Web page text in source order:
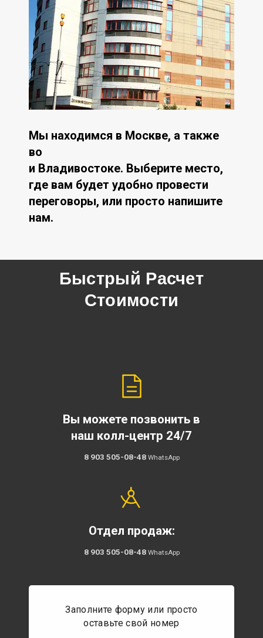
Мы находимся в Москве, а также
во
и Владивостоке. Выберите место,
где вам будет удобно провести
переговоры, или просто напишите
нам.
Быстрый Расчет
Стоимости
Вы можете позвонить в
наш колл-центр 24/7
8 903 505-08-48 WhatsApp
Отдел продаж:
8 903 505-08-48 WhatsApp
Заполните форму или просто
оставьте свой номер